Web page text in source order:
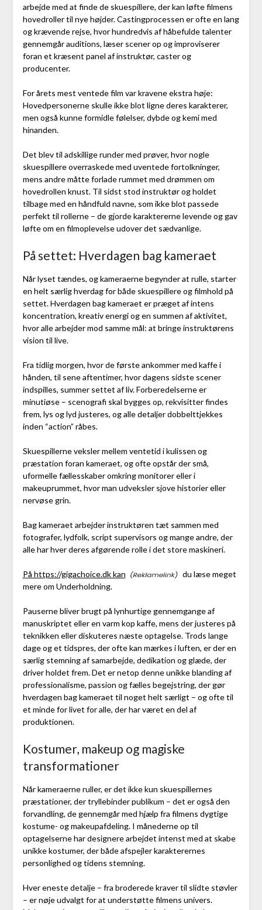
arbejde med at finde de skuespillere, der kan løfte filmens
hovedroller til nye højder. Castingprocessen er ofte en lang
og krævende rejse, hvor hundredvis af håbefulde talenter
gennemgår auditions, læser scener op og improviserer
foran et kræsent panel af instruktør, caster og
producenter.
For årets mest ventede film var kravene ekstra høje:
Hovedpersonerne skulle ikke blot ligne deres karakterer,
men også kunne formidle følelser, dybde og kemi med
hinanden.
Det blev til adskillige runder med prøver, hvor nogle
skuespillere overraskede med uventede fortolkninger,
mens andre måtte forlade rummet med drømmen om
hovedrollen knust. Til sidst stod instruktør og holdet
tilbage med en håndfuld navne, som ikke blot passede
perfekt til rollerne – de gjorde karaktererne levende og gav
løfte om en filmoplevelse udover det sædvanlige.
På settet: Hverdagen bag kameraet
Når lyset tændes, og kameraerne begynder at rulle, starter
en helt særlig hverdag for både skuespillere og filmhold på
settet. Hverdagen bag kameraet er præget af intens
koncentration, kreativ energi og en summen af aktivitet,
hvor alle arbejder mod samme mål: at bringe instruktørens
vision til live.
Fra tidlig morgen, hvor de første ankommer med kaffe i
hånden, til sene aftentimer, hvor dagens sidste scener
indspilles, summer settet af liv. Forberedelserne er
minutiøse – scenografi skal bygges op, rekvisitter findes
frem, lys og lyd justeres, og alle detaljer dobbelttjekkes
inden “action” råbes.
Skuespillerne veksler mellem ventetid i kulissen og
præstation foran kameraet, og ofte opstår der små,
uformelle fællesskaber omkring monitorer eller i
makeuprummet, hvor man udveksler sjove historier eller
nervøse grin.
Bag kameraet arbejder instruktøren tæt sammen med
fotografer, lydfolk, script supervisors og mange andre, der
alle har hver deres afgørende rolle i det store maskineri.
På https://gigachoice.dk kan
du læse meget
mere om Underholdning.
Pauserne bliver brugt på lynhurtige gennemgange af
manuskriptet eller en varm kop kaffe, mens der justeres på
teknikken eller diskuteres næste optagelse. Trods lange
dage og et tidspres, der ofte kan mærkes i luften, er der en
særlig stemning af samarbejde, dedikation og glæde, der
driver holdet frem. Det er netop denne unikke blanding af
professionalisme, passion og fælles begejstring, der gør
hverdagen bag kameraet til noget helt særligt – og ofte til
et minde for livet for alle, der har været en del af
produktionen.
Kostumer, makeup og magiske
transformationer
Når kameraerne ruller, er det ikke kun skuespillernes
præstationer, der tryllebinder publikum – det er også den
forvandling, de gennemgår med hjælp fra filmens dygtige
kostume- og makeupafdeling. I månederne op til
optagelserne har designere arbejdet intenst med at skabe
unikke kostumer, der både afspejler karakterernes
personlighed og tidens stemning.
Hver eneste detalje – fra broderede kraver til slidte støvler
– er nøje udvalgt for at understøtte filmens univers.